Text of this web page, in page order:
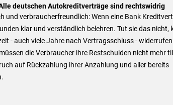
deutschen Autokreditverträge sind rechtswidrig
und verbraucherfreundlich: Wenn eine Bank
klar und verständlich belehren. Tut sie das nicht,
- auch viele Jahre nach Vertragsschluss - widerrufen
die Verbraucher ihre Restschulden nicht mehr
auf Rückzahlung ihrer Anzahlung und aller bereits